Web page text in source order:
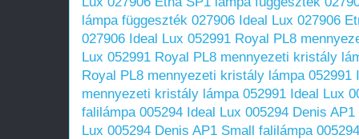
lámpa függeszték 027906 Ideal Lux 027906
027906 Ideal Lux 052991 Royal PL8
Lux 052991 Royal PL8 mennyezeti kristály
Royal PL8 mennyezeti kristály lámpa 052991
mennyezeti kristály lámpa 052991 Ideal Lux
falilámpa 005294 Ideal Lux 005294 Denis
Lux 005294 Denis AP1 Small falilámpa 005294